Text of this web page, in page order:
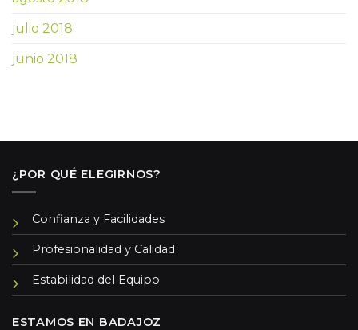
julio 2018
junio 2018
¿POR QUÉ ELEGIRNOS?
Confianza y Facilidades
Profesionalidad y Calidad
Estabilidad del Equipo
ESTAMOS EN BADAJOZ